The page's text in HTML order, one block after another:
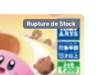
Rupture de Stock